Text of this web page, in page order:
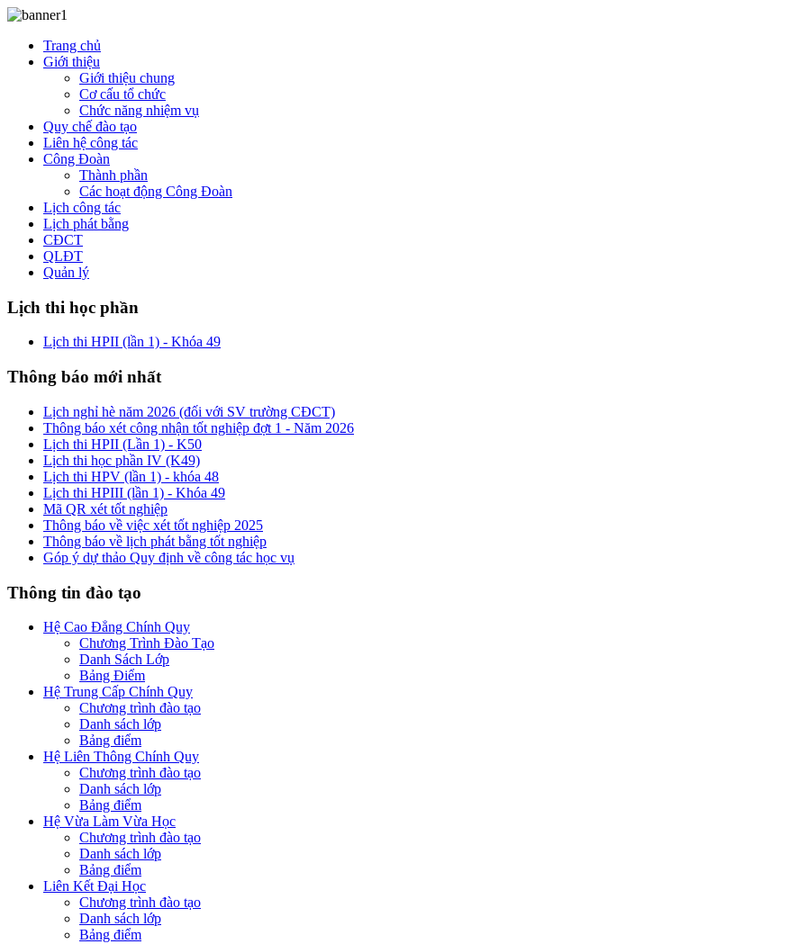
Trang chủ
Giới thiệu
Giới thiệu chung
Cơ cấu tổ chức
Chức năng nhiệm vụ
Quy chế đào tạo
Liên hệ công tác
Công Đoàn
Thành phần
Các hoạt động Công Đoàn
Lịch công tác
Lịch phát bằng
CĐCT
QLĐT
Quản lý
Lịch thi học phần
Lịch thi HPII (lần 1) - Khóa 49
Thông báo mới nhất
Lịch nghỉ hè năm 2026 (đối với SV trường CĐCT)
Thông báo xét công nhận tốt nghiệp đợt 1 - Năm 2026
Lịch thi HPII (Lần 1) - K50
Lịch thi học phần IV (K49)
Lịch thi HPV (lần 1) - khóa 48
Lịch thi HPIII (lần 1) - Khóa 49
Mã QR xét tốt nghiệp
Thông báo về việc xét tốt nghiệp 2025
Thông báo về lịch phát bằng tốt nghiệp
Góp ý dự thảo Quy định về công tác học vụ
Thông tin đào tạo
Hệ Cao Đẳng Chính Quy
Chương Trình Đào Tạo
Danh Sách Lớp
Bảng Điểm
Hệ Trung Cấp Chính Quy
Chương trình đào tạo
Danh sách lớp
Bảng điểm
Hệ Liên Thông Chính Quy
Chương trình đào tạo
Danh sách lớp
Bảng điểm
Hệ Vừa Làm Vừa Học
Chương trình đào tạo
Danh sách lớp
Bảng điểm
Liên Kết Đại Học
Chương trình đào tạo
Danh sách lớp
Bảng điểm